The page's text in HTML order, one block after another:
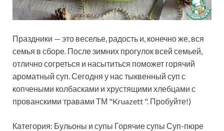
Праздники — это веселье, радость и, конечно же, вся
семья в сборе. После зимних прогулок всей семьей,
отлично согреться и насытиться поможет горячий
ароматный суп. Сегодня у нас тыквенный суп с
копчеными колбасками и хрустящими хлебцами с
прованскими травами ТМ "Kruazett ". Пробуйте!)
Категория: Бульоны и супы Горячие супы Суп-пюре